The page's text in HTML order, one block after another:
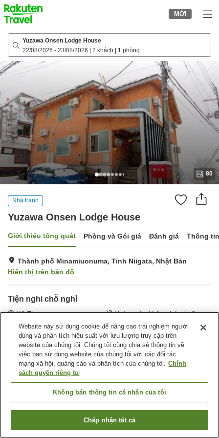
to
top
page
MỚI
Yuzawa Onsen Lodge House
22/08/2026 - 23/08/2026 2 khách 1 phòng
80
Nhà tranh
Yuzawa Onsen Lodge House
Giới thiệu tổng quát Phòng và Gói giá Đánh giá Thông
Thành phố Minamiuonuma, Tỉnh Niigata, Nhật Bản
Hiển thị trên bản đồ
Tiện nghi chỗ nghỉ
Wi-Fi
Hoàn toàn không hút thuốc
Khu hút thuốc riêng
Phòng khách (dùng chung)
Trang chủ Nhật Bản Tỉnh Niigata
Thành phố Minamiuonuma
Yuzawa Onsen Lodge House
Tìm phòng trống
Website này sử dụng cookie để nâng cao trải nghiệm người
dùng và phân tích hiệu suất với lưu lượng truy cập trên
website của chúng tôi. Chúng tôi cũng chia sẻ thông tin về
việc bạn sử dụng website của chúng tôi với các đối tác
mạng xã hội, quảng cáo và phân tích của chúng tôi. Chính
sách quyền riêng tư
Không bán thông tin cá nhân của tôi
Chấp nhận tất cả